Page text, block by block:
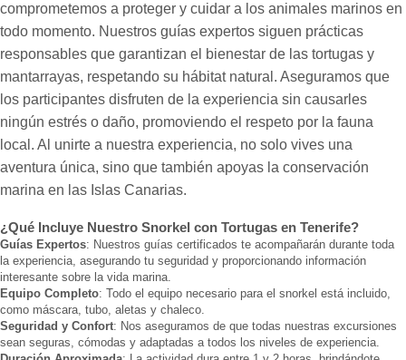
comprometemos a proteger y cuidar a los animales marinos en
todo momento. Nuestros guías expertos siguen prácticas
responsables que garantizan el bienestar de las tortugas y
mantarrayas, respetando su hábitat natural. Aseguramos que
los participantes disfruten de la experiencia sin causarles
ningún estrés o daño, promoviendo el respeto por la fauna
local. Al unirte a nuestra experiencia, no solo vives una
aventura única, sino que también apoyas la conservación
marina en las Islas Canarias.
¿Qué Incluye Nuestro Snorkel con Tortugas en Tenerife?
Guías Expertos: Nuestros guías certificados te acompañarán durante toda
la experiencia, asegurando tu seguridad y proporcionando información
interesante sobre la vida marina.
Equipo Completo: Todo el equipo necesario para el snorkel está incluido,
como máscara, tubo, aletas y chaleco.
Seguridad y Confort: Nos aseguramos de que todas nuestras excursiones
sean seguras, cómodas y adaptadas a todos los niveles de experiencia.